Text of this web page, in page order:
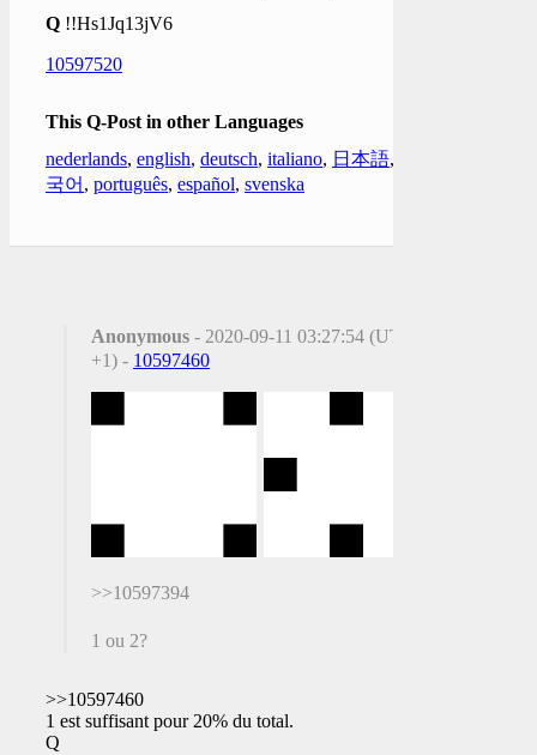
Q !!Hs1Jq13jV6
10597520
This Q-Post in other Languages
nederlands, english, deutsch, italiano, 日本語,
국어 , português, español, svenska
Anonymous - 2020-09-11 03:27:54 (UTC
+1) - 10597460
>>10597394
1 ou 2?
>>10597460
1 est suffisant pour 20% du total.
Q